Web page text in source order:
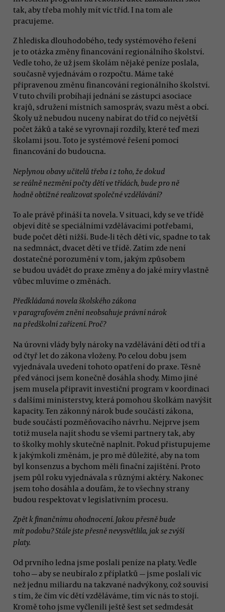
tak, aby třeba mohly mít víc tříd. I na tom ale
pracujeme.
Z hlediska dlouhodobého, tedy systémového řešení
je to otázka změny financování regionálního školství.
Vedle toho, že už jsem školám nějaké peníze poslala,
současně vyjednávám o rozpočtu. Máme také
připravenou změnu financování regionálního školství.
V tuto chvíli probíhají jednání se zástupci asociace
krajů, sdružení místních samospráv, svazu měst a obcí.
Školy už nebudou nuceny nabírat do tříd co největší
počet žáků a také se vyrovnají rozdíly, které teď mezi
školami jsou. Toto je systémové řešení pomocí
financování do budoucna.
Neplynou obavy učitelů třeba i z toho, že dokud
se reálně nezmění počty dětí ve třídách, bude pro ně
hodně obtížné realizovat společné vzdělávání?
To ale právě přináší ta novela. V situaci, kdy se ve třídě
objeví dítě se speciálními vzdělávacími potřebami,
bude počet dětí nižší. Bude-li těch dětí víc, spadne to tak
na sedmnáct, dvacet dětí ve třídě. Zatím zde není
dostatečné porozumění v tom, jakým způsobem
se budou uvádět do praxe změny a do jaké míry vlastně
vůbec mluvíme o změnách.
Předkládaná novela školského zákona
v paragrafovém znění neobsahuje právní nárok
na předškolní zařízení. Proč?
Na úrovni vlády byly nároky na vzdělávání dětí od tří a
od čtyř let do zákona vloženy. Po celou dobu jsem
vyjednávala uvedení tohoto opatření do praxe. Těsně
před vánoci jsem konečně dosáhla shody. Mimo jiné
jsem musela připravit investiční program v koordinaci
s dalšími ministerstvy, která pomohou školkám navýšit
kapacity. Ten zákonný nárok bude součástí zákona,
bude součástí pozměňovacího návrhu. Nejprve jsem
totiž musela najít shodu se všemi partnery tak, aby
to školky mohly skutečně naplnit. Pokud přistupujeme
k jakýmkoli změnám, je pro mě důležité, aby na tom
byl konsenzus a bychom měli finační zajištění. Proto
jsem půl roku vyjednávala s různými aktéry. Nakonec
jsem toho dosáhla a doufám, že to všechny strany
budou respektovat v legislativním procesu.
Zpět k finančnímu ohodnocení. Jakou přesně bude
mít podobu? Stále jste přesně nevysvětlila, jak se zvýší
platy.
Od prvního ledna jsme poslali peníze na platy. Vedle
toho — aby se neubíralo z příplatků — jsme poslali víc
než jednu miliardu na takzvané nadvýkony, což souvisí
s tím, že čím víc dětí vzděláváme, tím víc nás to stojí.
Kromě toho jsme vyčlenili ještě šest set sedmdesát